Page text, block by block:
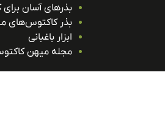
بذرهای آسان
بذر کاکتوس‌های
ابزار باغبانی
مجله میهن